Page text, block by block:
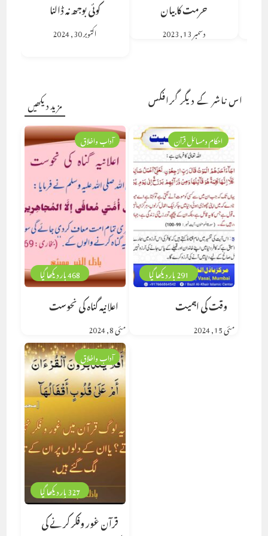
حرمت کا بیان
دسمبر 13, 2023
کوئی بوجھ نہ ڈالنا
اکتوبر 30, 2024
اس ناشر کے دیگر گرافکس مزید دیکھیں
468 بار دیکھا گیا
آداب واخلاق
اعلانیہ گناہ کی نحوست
مئی 8, 2024
291 بار دیکھا گیا
احکام ومسائل قرآن
وقت کی اہمیت
مئی 15, 2024
327 بار دیکھا گیا
آداب واخلاق
قرآن غور وفکر کرنے کی